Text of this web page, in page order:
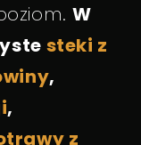
W
steki z
,
,
z